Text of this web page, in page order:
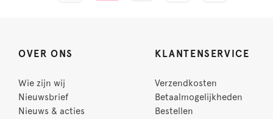
OVER ONS
Wie zijn wij
Nieuwsbrief
Nieuws & acties
KLANTENSERVICE
Verzendkosten
Betaalmogelijkheden
Bestellen